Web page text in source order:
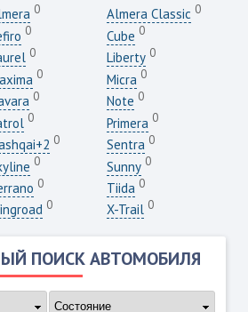
0 Almera Classic 0
0 Cube 0
0 Liberty 0
0 Micra 0
0 Note 0
0 Primera 0
0 Sentra 0
0 Sunny 0
0 Tiida 0
0 X-Trail 0
ПОИСК АВТОМОБИЛЯ